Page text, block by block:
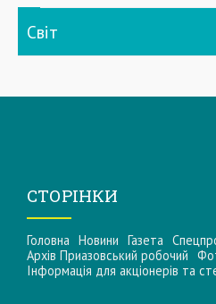
Світ
СТОРІНКИ
Головна Новини Газета
Архів Приазовський робочий
Інформацiя для акцiонерiв та